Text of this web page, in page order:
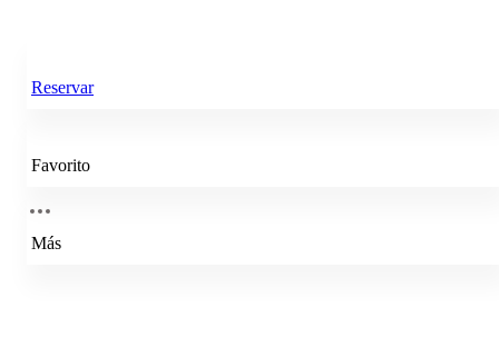
Reservar
Favorito
Más